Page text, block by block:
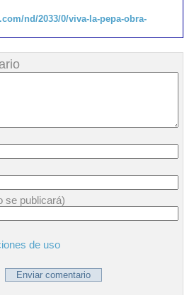
nd/2033/0/viva-la-pepa-obra-
se publicará)
de uso